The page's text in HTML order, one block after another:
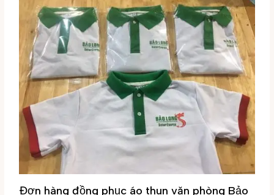
Đơn hàng đồng phục áo thun văn phòng Bảo